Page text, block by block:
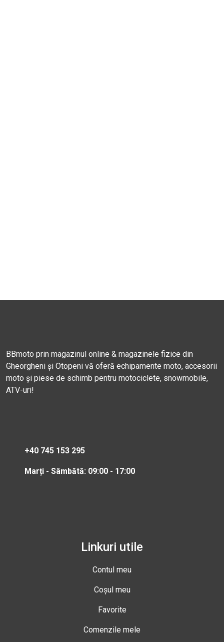
BBmoto prin magazinul online & magazinele fizice din
Gheorgheni și Otopeni vă oferă echipamente moto, accesorii
moto și piese de schimb pentru motociclete, snowmobile,
ATV-uri!
+40 745 153 295
Marți - Sâmbătă: 09:00 - 17:00
Linkuri utile
Contul meu
Coșul meu
Favorite
Comenzile mele